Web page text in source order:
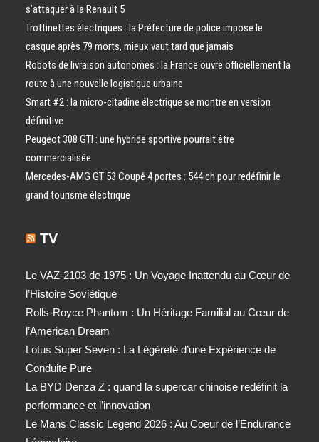
s’attaquer à la Renault 5
Trottinettes électriques : la Préfecture de police impose le
casque après 79 morts, mieux vaut tard que jamais
Robots de livraison autonomes : la France ouvre officiellement la
route à une nouvelle logistique urbaine
Smart #2 : la micro-citadine électrique se montre en version
définitive
Peugeot 308 GTI : une hybride sportive pourrait être
commercialisée
Mercedes-AMG GT 53 Coupé 4 portes : 544 ch pour redéfinir le
grand tourisme électrique
TV
Le VAZ-2103 de 1975 : Un Voyage Inattendu au Cœur de
l’Histoire Soviétique
Rolls-Royce Phantom : Un Héritage Familial au Cœur de
l’American Dream
Lotus Super Seven : La Légèreté d’une Expérience de
Conduite Pure
La BYD Denza Z : quand la supercar chinoise redéfinit la
performance et l’innovation
Le Mans Classic Legend 2026 : Au Coeur de l’Endurance